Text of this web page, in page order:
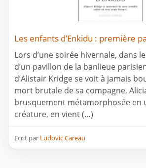
Les enfants d’Enkidu : première
Lors d’une soirée hivernale, dans
d’un pavillon de la banlieue
d’Alistair Kridge se voit à jamais
mort brutale de sa compagne,
brusquement métamorphosée en
créature, en vient (…)
Ecrit par Ludovic Careau